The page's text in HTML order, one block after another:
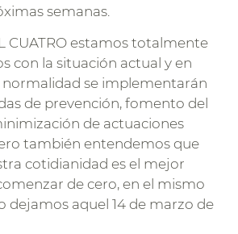
semanas.
CUATRO estamos totalmente
con la situación actual y en
normalidad se implementarán
de prevención, fomento del
de actuaciones
también entendemos que
cotidianidad es el mejor
de cero, en el mismo
dejamos aquel 14 de marzo de